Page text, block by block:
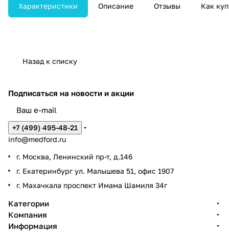
Характеристики Описание Отзывы Как
Назад к списку
Подписаться на новости и акции
+7 (499) 495-48-21
info@medford.ru
г. Москва, Ленинский пр-т, д.146
г. Екатеринбург ул. Малышева 51, офис 1907
г. Махачкала проспект Имама Шамиля 34г
Категории
Компания
Информация